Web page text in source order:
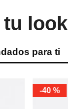
tu look
para ti
-40 %